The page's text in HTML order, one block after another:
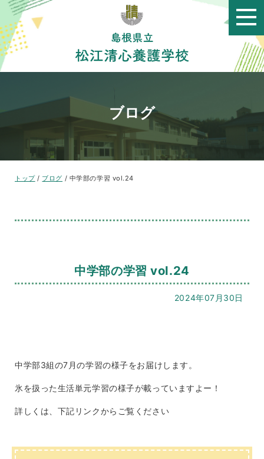
このページの本文へ
ブログ
現
トップ/ ブログ / 中学部の学習 vol.24
中学部の学習 vol.24
2024年07月30日
中学部3組の7月の学習の様子をお届けします。
氷を扱った生活単元学習の様子が載っていますよー！
詳しくは、下記リンクからご覧ください